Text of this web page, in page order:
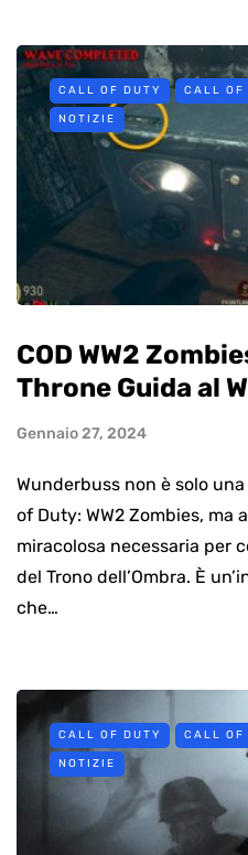
CALL OF DUTY CALL OF
NOTIZIE
COD WW2
Throne Guida al
Gennaio 27, 2024
Wunderbuss non è solo
of Duty: WW2 Zombies, ma
miracolosa necessaria per
del Trono dell’Ombra. È
che…
CALL OF DUTY CALL OF
NOTIZIE